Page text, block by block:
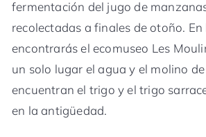
fermentación del jugo de
recolectadas a finales de otoño.
encontrarás el ecomuseo Les
un solo lugar el agua y el molino
encuentran el trigo y el trigo
en la antigüedad.